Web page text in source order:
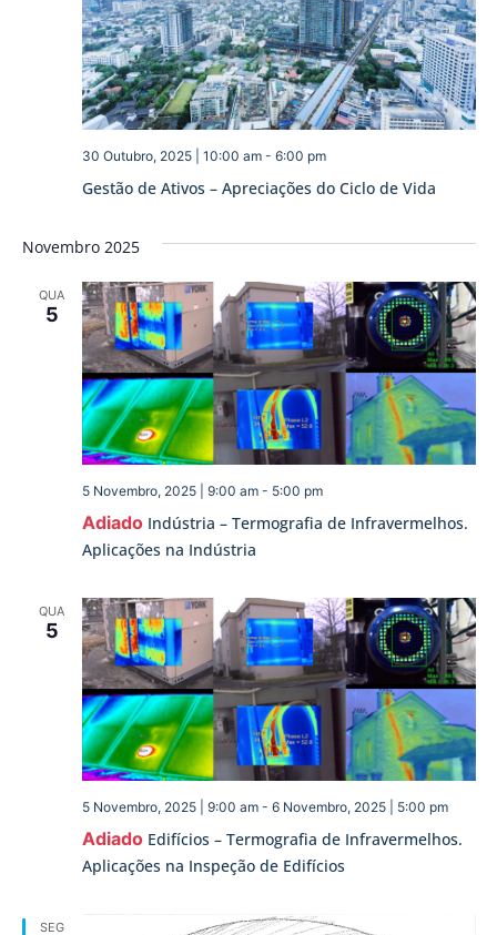
Gestão de Ativos – Apreciações do Ciclo de Vida
30 Outubro, 2025 | 10:00 am- 6:00 pm
Novembro 2025
QUA
5
Adiado Indústria – Termografia de Infravermelhos.
Aplicações na Indústria
5 Novembro, 2025 | 9:00 am- 5:00 pm
QUA
5
Adiado Edifícios – Termografia de Infravermelhos.
Aplicações na Inspeção de Edifícios
5 Novembro, 2025 | 9:00 am- 6 Novembro, 2025 | 5:00 pm
SEG